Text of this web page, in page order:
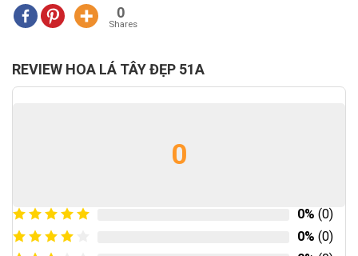
0
Shares
REVIEW HOA LÁ TÂY ĐẸP 51A
0
0% (0)
0% (0)